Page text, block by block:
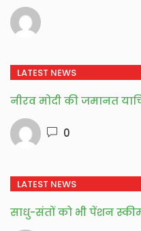
LATEST NEWS
नीरव मोदी की जमानत
0
LATEST NEWS
साधु-संतों को भी पेंशन